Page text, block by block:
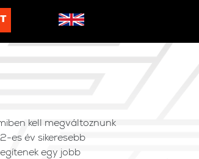
kell megváltoznunk
es év sikeresebb
egy jobb